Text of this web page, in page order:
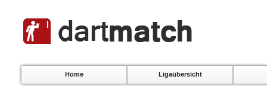
Home Ligaübersicht